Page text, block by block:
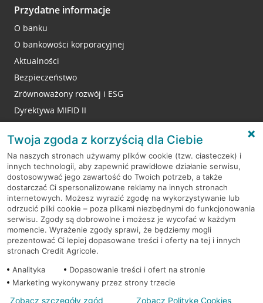
Przydatne informacje
O banku
O bankowości korporacyjnej
Aktualności
Bezpieczeństwo
Zrównoważony rozwój i ESG
Dyrektywa MIFID II
RODO
Regulamin serwisu
Mapa serwisu
PolitykaCookies
Twoja zgoda z korzyścią dla Ciebie
Na naszych stronach używamy plików cookie (tzw. ciasteczek) i
innych technologii, aby zapewnić prawidłowe działanie serwisu,
dostosowywać jego zawartość do Twoich potrzeb, a także
dostarczać Ci spersonalizowane reklamy na innych stronach
internetowych. Możesz wyrazić zgodę na wykorzystywanie lub
odrzucić pliki cookie – poza plikami niezbędnymi do funkcjonowania
serwisu. Zgody są dobrowolne i możesz je wycofać w każdym
momencie. Wyrażenie zgody sprawi, że będziemy mogli
prezentować Ci lepiej dopasowane treści i oferty na tej i innych
stronach Credit Agricole.
Analityka
Dopasowanie treści i ofert na stronie
Marketing wykonywany przez strony trzecie
Zobacz szczegóły zgód Zobacz Politykę Cookies